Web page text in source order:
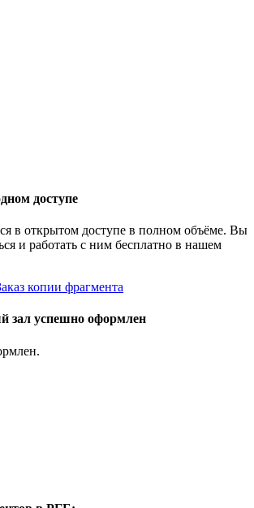
доступе
в открытом доступе в полном объёме. Вы
и работать с ним бесплатно в нашем
копии фрагмента
зал успешно оформлен